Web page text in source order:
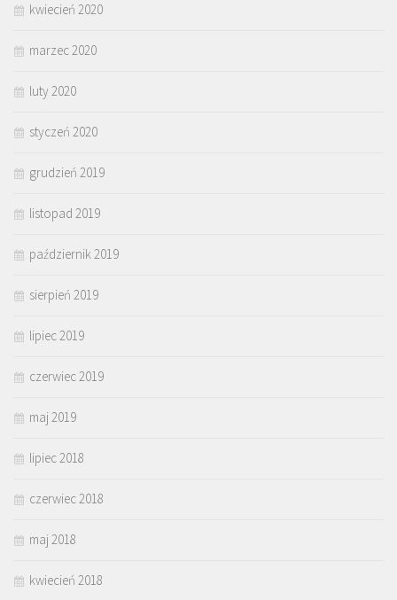
kwiecień 2020
marzec 2020
luty 2020
styczeń 2020
grudzień 2019
listopad 2019
październik 2019
sierpień 2019
lipiec 2019
czerwiec 2019
maj 2019
lipiec 2018
czerwiec 2018
maj 2018
kwiecień 2018